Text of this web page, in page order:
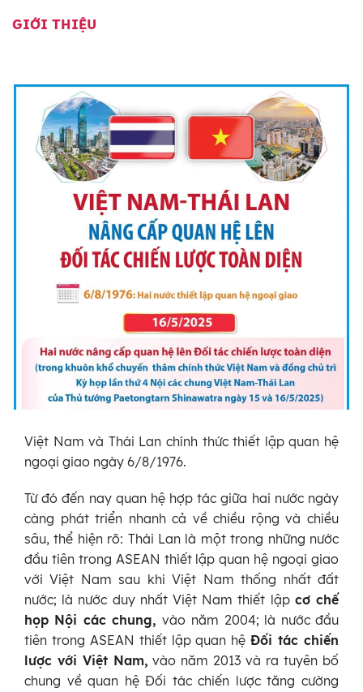
GIỚI THIỆU
Việt Nam và Thái Lan chính thức thiết lập quan hệ
ngoại giao ngày 6/8/1976.
Từ đó đến nay quan hệ hợp tác giữa hai nước ngày
càng phát triển nhanh cả về chiều rộng và chiều
sâu, thể hiện rõ: Thái Lan là một trong những nước
đầu tiên trong ASEAN thiết lập quan hệ ngoại giao
với Việt Nam sau khi Việt Nam thống nhất đất
nước; là nước duy nhất Việt Nam thiết lập cơ chế
họp Nội các chung, vào năm 2004; là nước đầu
tiên trong ASEAN thiết lập quan hệĐối tác chiến
lược với Việt Nam, vào năm 2013 và ra tuyên bố
chung về quan hệ Đối tác chiến lược tăng cường